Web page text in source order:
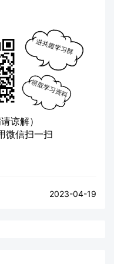
谅解）
微信扫一扫
2023-04-19